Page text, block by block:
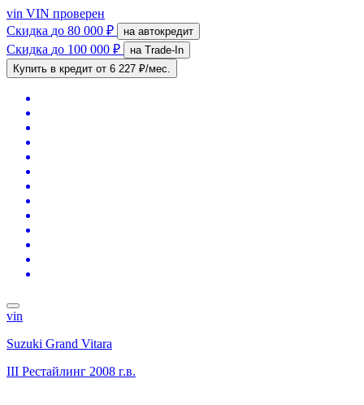
vin VIN проверен
Скидка до 80 000 ₽ на автокредит
Скидка до 100 000 ₽
на Trade-In
Купить в кредит от 6 227 ₽/мес.
vin
Suzuki Grand Vitara
III Рестайлинг 2008 г.в.